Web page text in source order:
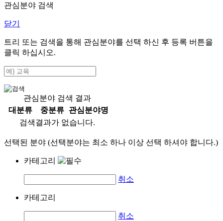
관심분야 검색
닫기
트리 또는 검색을 통해 관심분야를 선택 하신 후 등록 버튼을
클릭 하십시오.
관심분야 검색 결과
대분류
중분류
관심분야명
검색결과가 없습니다.
선택된 분야 (선택분야는 최소 하나 이상 선택 하셔야 합니다.)
카테고리
취소
카테고리
취소